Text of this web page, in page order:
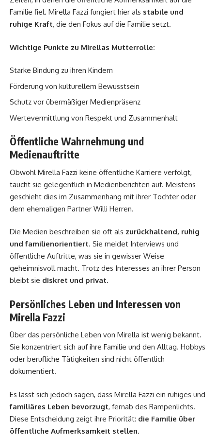
Familie fiel. Mirella Fazzi fungiert hier als stabile und
ruhige Kraft, die den Fokus auf die Familie setzt.
Wichtige Punkte zu Mirellas Mutterrolle:
Starke Bindung zu ihren Kindern
Förderung von kulturellem Bewusstsein
Schutz vor übermäßiger Medienpräsenz
Wertevermittlung von Respekt und Zusammenhalt
Öffentliche Wahrnehmung und
Medienauftritte
Obwohl Mirella Fazzi keine öffentliche Karriere verfolgt,
taucht sie gelegentlich in Medienberichten auf. Meistens
geschieht dies im Zusammenhang mit ihrer Tochter oder
dem ehemaligen Partner Willi Herren.
Die Medien beschreiben sie oft als zurückhaltend, ruhig
und familienorientiert. Sie meidet Interviews und
öffentliche Auftritte, was sie in gewisser Weise
geheimnisvoll macht. Trotz des Interesses an ihrer Person
bleibt sie diskret und privat.
Persönliches Leben und Interessen von
Mirella Fazzi
Über das persönliche Leben von Mirella ist wenig bekannt.
Sie konzentriert sich auf ihre Familie und den Alltag. Hobbys
oder berufliche Tätigkeiten sind nicht öffentlich
dokumentiert.
Es lässt sich jedoch sagen, dass Mirella Fazzi ein ruhiges und
familiäres Leben bevorzugt, fernab des Rampenlichts.
Diese Entscheidung zeigt ihre Priorität: die Familie über
öffentliche Aufmerksamkeit stellen.